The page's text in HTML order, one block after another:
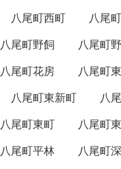
八尾町西町
八尾
八尾町野飼
八尾町
八尾町花房
八尾町
八尾町東新町
八
八尾町東町
八尾町
八尾町平林
八尾町